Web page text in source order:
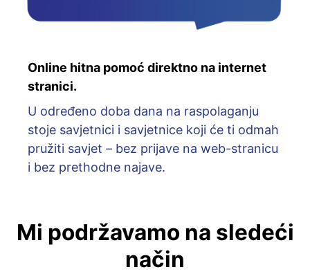
Online hitna pomoć direktno na internet
stranici.
U određeno doba dana na raspolaganju
stoje savjetnici i savjetnice koji će ti odmah
pružiti savjet – bez prijave na web-stranicu
i bez prethodne najave.
Mi podržavamo na sledeći
način